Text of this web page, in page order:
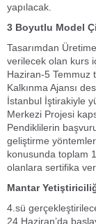
yapılacak.
3 Boyutlu Model
Tasarımdan
verilecek olan kurs
Haziran-5 Temmuz
Kalkınma Ajansı
İstanbul İştirakiyle
Merkezi Projesi
Pendiklilerin
geliştirme
konusunda toplam
olanlara sertifika
Mantar
4.sü
24 Haziran’da